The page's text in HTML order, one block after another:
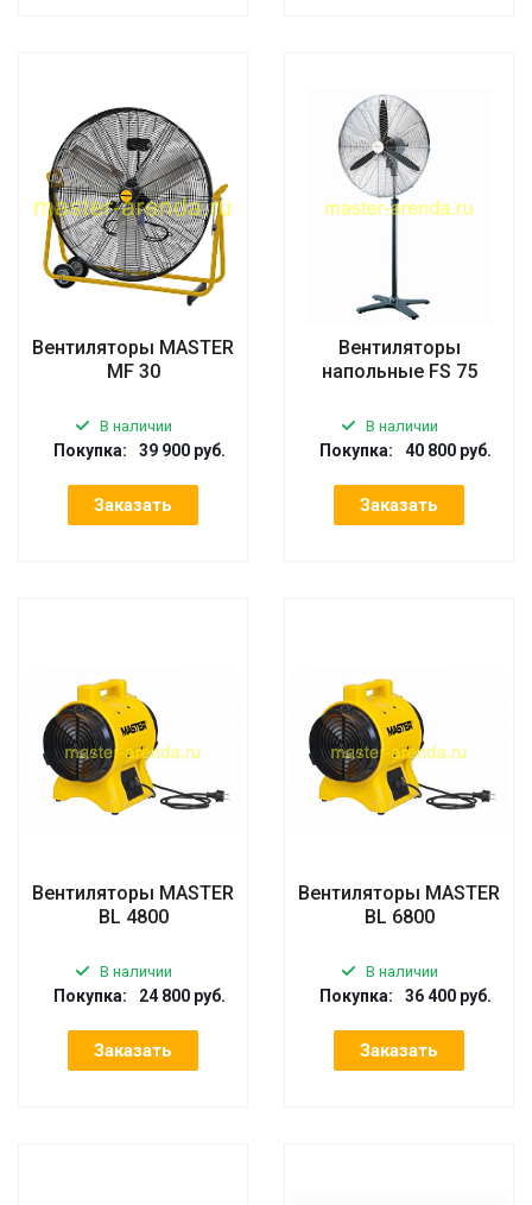
Вентиляторы MASTER
MF 30
В наличии
Покупка: 39 900 руб.
Заказать
Вентиляторы
напольные FS 75
В наличии
Покупка: 40 800 руб.
Заказать
Вентиляторы MASTER
BL 4800
В наличии
Покупка: 24 800 руб.
Заказать
Вентиляторы MASTER
BL 6800
В наличии
Покупка: 36 400 руб.
Заказать